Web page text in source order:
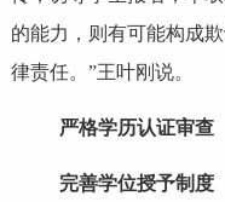
的能力，则有可能构成
律责任。”王叶刚说。
严格学历认证审查
完善学位授予制度